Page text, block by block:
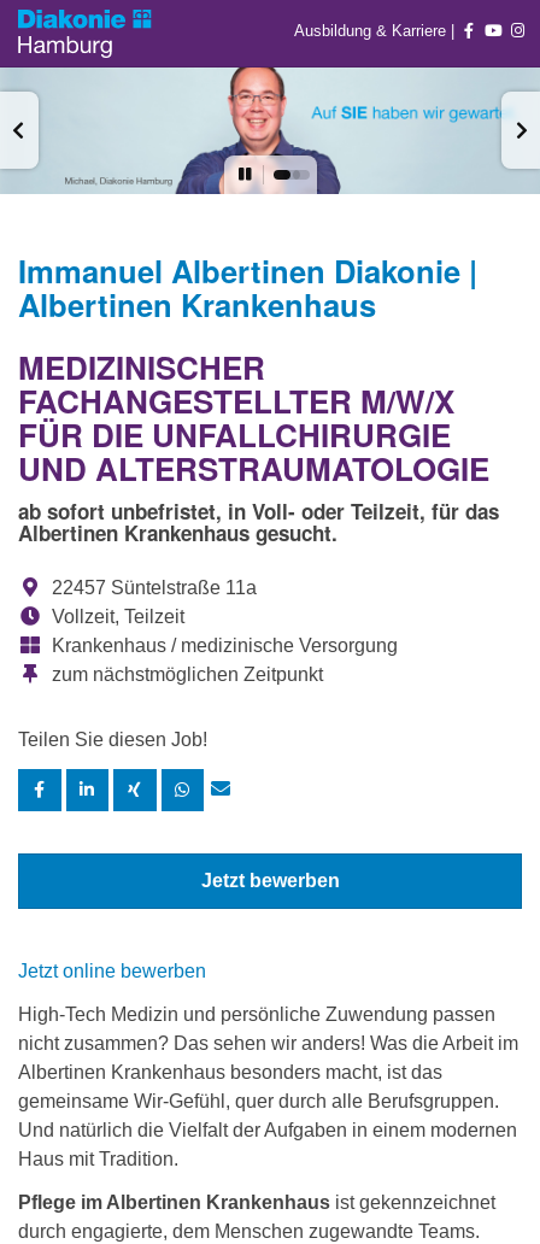
Ausbildung & Karriere |
Immanuel Albertinen Diakonie |
Albertinen Krankenhaus
MEDIZINISCHER
FACHANGESTELLTER M/W/X
FÜR DIE UNFALLCHIRURGIE
UND ALTERSTRAUMATOLOGIE
ab sofort unbefristet, in Voll- oder Teilzeit, für das
Albertinen Krankenhaus gesucht.
22457 Süntelstraße 11a
Vollzeit, Teilzeit
Krankenhaus / medizinische Versorgung
zum nächstmöglichen Zeitpunkt
Teilen Sie diesen Job!
Jetzt bewerben
Jetzt online bewerben
High-Tech Medizin und persönliche Zuwendung passen
nicht zusammen? Das sehen wir anders! Was die Arbeit im
Albertinen Krankenhaus besonders macht, ist das
gemeinsame Wir-Gefühl, quer durch alle Berufsgruppen.
Und natürlich die Vielfalt der Aufgaben in einem modernen
Haus mit Tradition.
Pflege im Albertinen Krankenhaus ist gekennzeichnet
durch engagierte, dem Menschen zugewandte Teams.